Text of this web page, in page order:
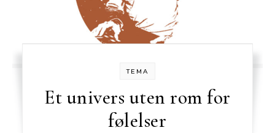
TEMA
Et univers uten rom for
følelser